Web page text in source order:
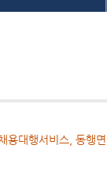
용대행서비스, 동행